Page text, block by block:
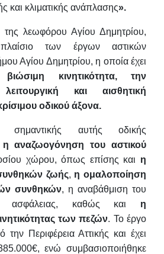
και κλιματικής ανάπλασης».
λεωφόρου Αγίου Δημητρίου,
των έργων αστικών
Αγίου Δημητρίου, η οποία έχει
κινητικότητα, την
λειτουργική και αισθητική
οδικού άξονα.
σημαντικής αυτής οδικής
η αναζωογόνηση του αστικού
χώρου, όπως επίσης και η
ζωής, η ομαλοποίηση
συνθηκών, η αναβάθμιση του
ασφάλειας, καθώς και η
των πεζών. Το έργο
την Περιφέρεια Αττικής και έχει
ενώ συμβασιοποιήθηκε